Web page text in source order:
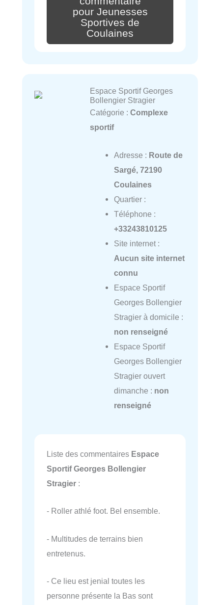
pour Jeunesses
Sportives de
Coulaines
Espace Sportif Georges
Bollengier Stragier
Catégorie : Complexe
sportif
Adresse : Route de
Sargé, 72190
Coulaines
Quartier :
Téléphone :
+33243810125
Site internet :
Aucun site internet
connu
Espace Sportif
Georges Bollengier
Stragier à domicile :
non renseigné
Espace Sportif
Georges Bollengier
Stragier ouvert
dimanche : non
renseigné
Liste des commentaires Espace
Sportif Georges Bollengier
Stragier :
- Roller athlé foot. Bel ensemble.
- Multitudes de terrains bien
entretenus.
- Ce lieu est jenial toutes les
personne présente la Bas sont